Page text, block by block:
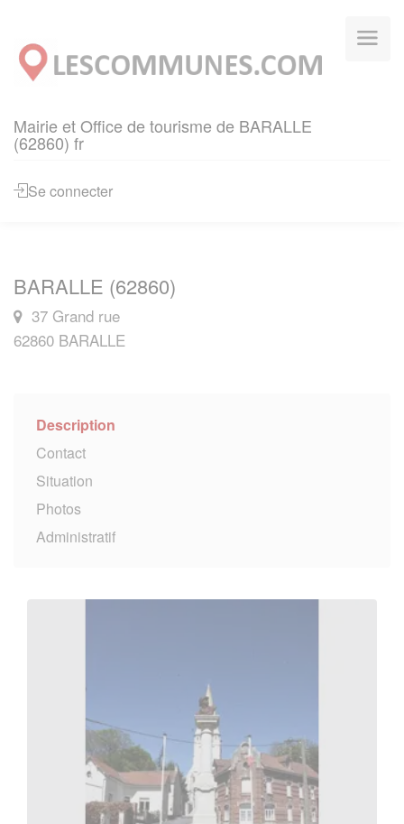
Mairie et Office de tourisme de BARALLE
(62860) fr
Se connecter
BARALLE (62860)
37 Grand rue
62860 BARALLE
Description
Contact
Situation
Photos
Administratif